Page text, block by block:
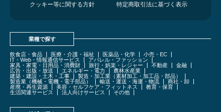
クッキー等に関する方針
特定商取引法に基づく表示
業種で探す
飲食店・食品 医療・介護・福祉 医薬品・化学
小売・EC
IT・Web・情報通信サービス
アパレル・ファッション
家具・家電・日用品・消費財
旅行・娯楽・レジャー 不動産
金融
広告・出版・放送
エネルギー・電力
農林水産業
建築・建設・土木・工事
製造・加工業（素材加工・加工品・部品）
製造業（機械・電機・電子部品）
輸送・運送・海運・物流
商社・卸
産廃・再生資源
美容・セルフケア・フィットネス
教育・保育
生活関連サービス
法人向けサービス その他